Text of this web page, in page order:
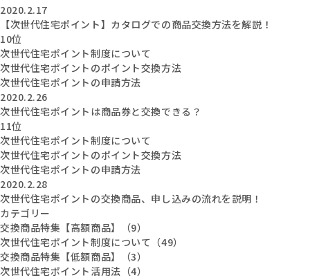
2020.2.17
【次世代住宅ポイント】カタログでの商品交換方法を解説！
10位
次世代住宅ポイント制度について
次世代住宅ポイントのポイント交換方法
次世代住宅ポイントの申請方法
2020.2.26
次世代住宅ポイントは商品券と交換できる？
11位
次世代住宅ポイント制度について
次世代住宅ポイントのポイント交換方法
次世代住宅ポイントの申請方法
2020.2.28
次世代住宅ポイントの交換商品、申し込みの流れを説明！
カテゴリー
交換商品特集【高額商品】（9）
次世代住宅ポイント制度について（49）
交換商品特集【低額商品】（3）
次世代住宅ポイント活用法（4）